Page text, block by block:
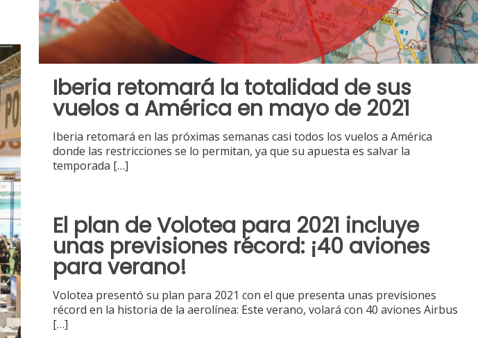
Iberia retomará la totalidad de sus
vuelos a América en mayo de 2021
Iberia retomará en las próximas semanas casi todos los vuelos a América
donde las restricciones se lo permitan, ya que su apuesta es salvar la
temporada […]
El plan de Volotea para 2021 incluye
unas previsiones récord: ¡40 aviones
para verano!
Volotea presentó su plan para 2021 con el que presenta unas previsiones
récord en la historia de la aerolínea: Este verano, volará con 40 aviones Airbus
[…]